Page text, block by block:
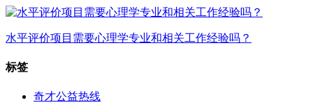
水平评价项目需要心理学专业和相关工作经验吗？
标签
奇才公益热线